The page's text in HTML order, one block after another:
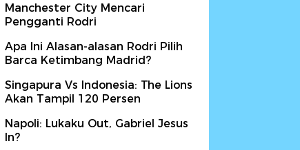
Manchester City Mencari
Pengganti Rodri
Apa Ini Alasan-alasan Rodri Pilih
Barca Ketimbang Madrid?
Singapura Vs Indonesia: The Lions
Akan Tampil 120 Persen
Napoli: Lukaku Out, Gabriel Jesus
In?